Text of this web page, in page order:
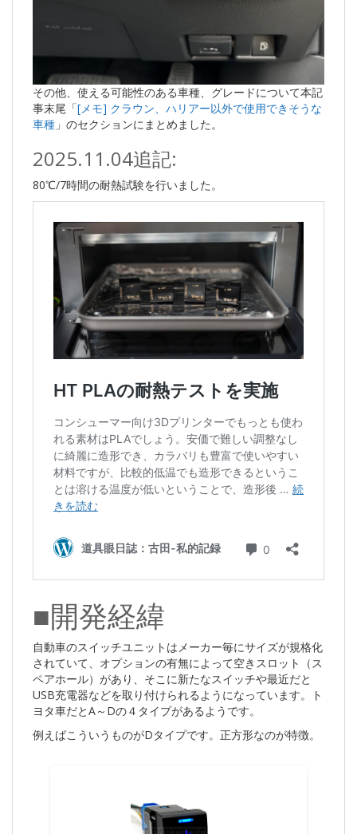
その他、使える可能性のある車種、グレードについて本記
事末尾「[メモ] クラウン、ハリアー以外で使用できそうな
車種 」のセクションにまとめました。
2025.11.04追記:
80℃/7時間の耐熱試験を行いました。
■開発経緯
自動車のスイッチユニットはメーカー毎にサイズが規格化
されていて、オプションの有無によって空きスロット（ス
ペアホール）があり、そこに新たなスイッチや最近だと
USB充電器などを取り付けられるようになっています。ト
ヨタ車だとA～Dの４タイプがあるようです。
例えばこういうものがDタイプです。正方形なのが特徴。